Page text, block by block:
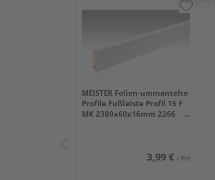
MEISTER Folien-ummantelte
Profile Fußleiste Profil 15 F
MK 2380x60x16mm 2266
3,99 € / lfm